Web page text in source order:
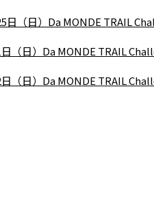
日（日）Da MONDE TRAIL
（日）Da MONDE TRAIL
（日）Da MONDE TRAIL